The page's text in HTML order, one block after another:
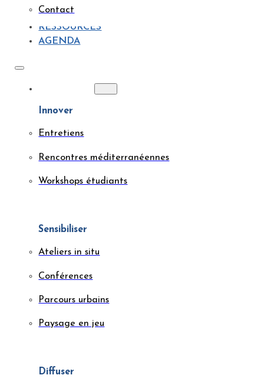
Contact
RESSOURCES
AGENDA
Innover
Entretiens
Rencontres méditerranéennes
Workshops étudiants
Sensibiliser
Ateliers in situ
Conférences
Parcours urbains
Paysage en jeu
Diffuser